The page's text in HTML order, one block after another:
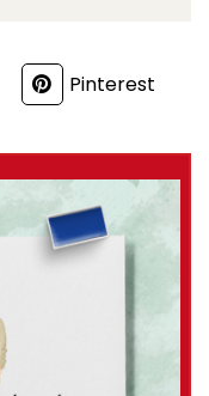
Pinterest